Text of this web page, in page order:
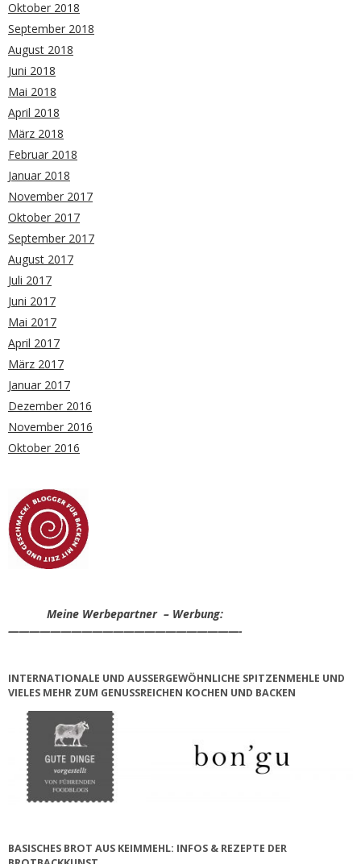
Oktober 2018
September 2018
August 2018
Juni 2018
Mai 2018
April 2018
März 2018
Februar 2018
Januar 2018
November 2017
Oktober 2017
September 2017
August 2017
Juli 2017
Juni 2017
Mai 2017
April 2017
März 2017
Januar 2017
Dezember 2016
November 2016
Oktober 2016
Meine Werbepartner – Werbung:
——————————————————————-
INTERNATIONALE UND AUSSERGEWÖHNLICHE SPITZENMEHLE UND V
IELES MEHR ZUM GENUSSREICHEN KOCHEN UND BACKEN
BASISCHES BROT AUS KEIMMEHL: INFOS & REZEPTE DER